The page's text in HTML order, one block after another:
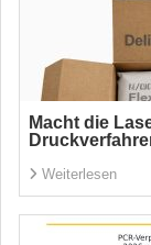
Macht die
Weiterlesen